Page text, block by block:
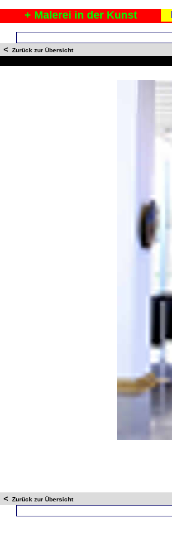
+ Malerei in der Kunst
< Zurück zur Übersicht
< Zurück zur Übersicht